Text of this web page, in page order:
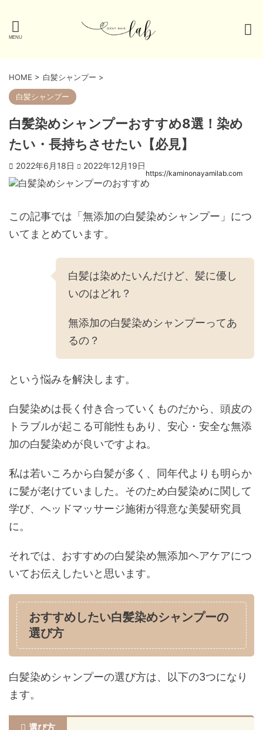
HOME > 白髪シャンプー >
白髪シャンプー
白髪染めシャンプーおすすめ8選！染め
たい・長持ちさせたい【必見】
2022年6月18日 2022年12月19日
https://kaminonayamilab.com
この記事では「無添加の白髪染めシャンプー」につ
いてまとめています。
白髪は染めたいんだけど、髪に優し
いのはどれ？
無添加の白髪染めシャンプーってあ
るの？
という悩みを解決します。
白髪染めは長く付き合っていくものだから、頭皮の
トラブルが起こる可能性もあり、安心・安全な無添
加の白髪染めが良いですよね。
私は若いころから白髪が多く、同年代よりも明らか
に髪が老けていました。そのため白髪染めに関して
学び、ヘッドマッサージ施術が得意な美髪研究員
に。
それでは、おすすめの白髪染め無添加ヘアケアにつ
いてお伝えしたいと思います。
おすすめしたい白髪染めシャンプーの
選び方
白髪染めシャンプーの選び方は、以下の3つになり
ます。
選び方